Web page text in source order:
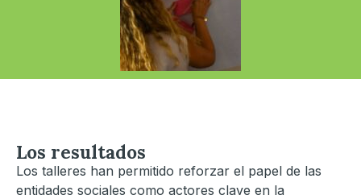
Los resultados
Los talleres han permitido reforzar el papel de las
entidades sociales como actores clave en la